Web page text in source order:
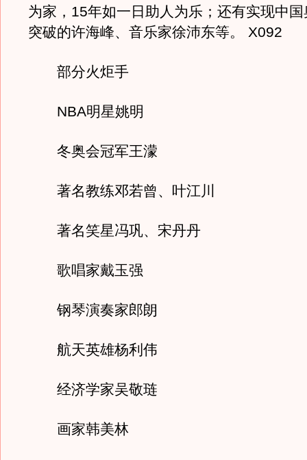
为家，15年如一日助人为乐；还有实现中
突破的许海峰、音乐家徐沛东等。 X092
部分火炬手
NBA明星姚明
冬奥会冠军王濛
著名教练邓若曾、叶江川
著名笑星冯巩、宋丹丹
歌唱家戴玉强
钢琴演奏家郎朗
航天英雄杨利伟
经济学家吴敬琏
画家韩美林